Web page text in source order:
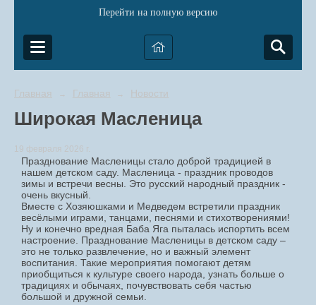
Перейти на полную версию
Главная → Главная → Новости
Широкая Масленица
19 февраля 2026 г.
Празднование Масленицы стало доброй традицией в
нашем детском саду. Масленица - праздник проводов
зимы и встречи весны. Это русский народный праздник -
очень вкусный.
Вместе с Хозяюшками и Медведем встретили праздник
весёлыми играми, танцами, песнями и стихотворениями!
Ну и конечно вредная Баба Яга пыталась испортить всем
настроение. Празднование Масленицы в детском саду –
это не только развлечение, но и важный элемент
воспитания. Такие мероприятия помогают детям
приобщиться к культуре своего народа, узнать больше о
традициях и обычаях, почувствовать себя частью
большой и дружной семьи.